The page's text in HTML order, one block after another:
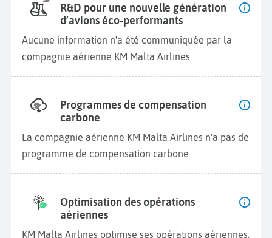
R&D pour une nouvelle génération
d’avions éco-performants
Aucune information n'a été communiquée par la
compagnie aérienne KM Malta Airlines
Programmes de compensation
carbone
La compagnie aérienne KM Malta Airlines n'a pas de
programme de compensation carbone
Optimisation des opérations
aériennes
KM Malta Airlines optimise ses opérations aériennes.